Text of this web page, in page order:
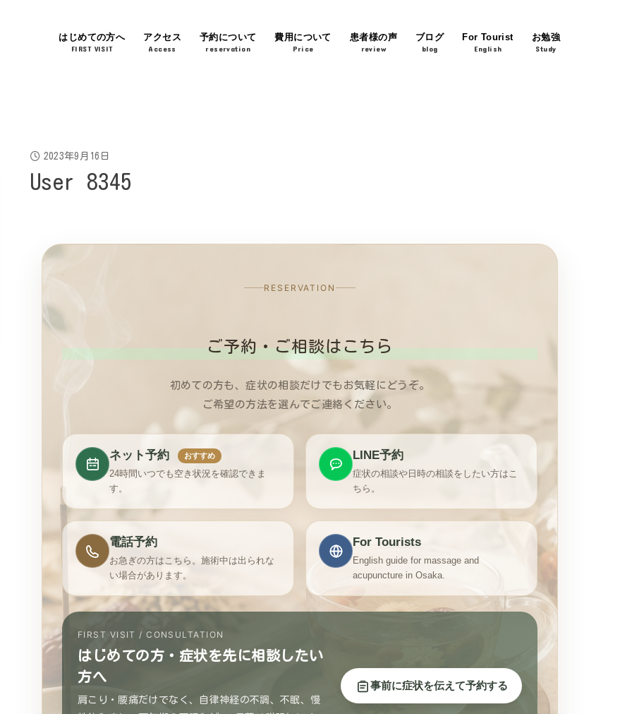
はじめての方へ
FIRST VISIT
アクセス
Access
予約について
reservation
費用について
Price
患者様の声
review
ブログ
blog
For Tourist
English
お勉強
Study
2023年9月16日
User 8345
RESERVATION
ご予約・ご相談はこちら
初めての方も、症状の相談だけでもお気軽にどうぞ。
ご希望の方法を選んでご連絡ください。
ネット予約 おすすめ
24時間いつでも空き状況を確認できま
す。
LINE予約
症状の相談や日時の相談をしたい方はこ
ちら。
電話予約
お急ぎの方はこちら。施術中は出られな
い場合があります。
For Tourists
English guide for massage and
acupuncture in Osaka.
FIRST VISIT / CONSULTATION
はじめての方・症状を先に相談したい
方へ
肩こり・腰痛だけでなく、自律神経の不調、不眠、慢
事前に症状を伝えて予約する